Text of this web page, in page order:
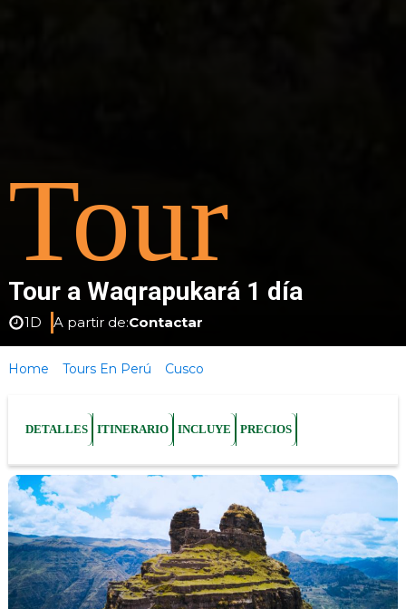
Tour
Tour a Waqrapukará 1 día
1D A partir de:Contactar
Home Tours En Perú Cusco
DETALLES ITINERARIO INCLUYE PRECIOS